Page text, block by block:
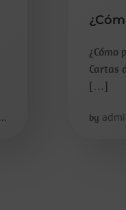
¿Cómo
Cartas
[…]
by